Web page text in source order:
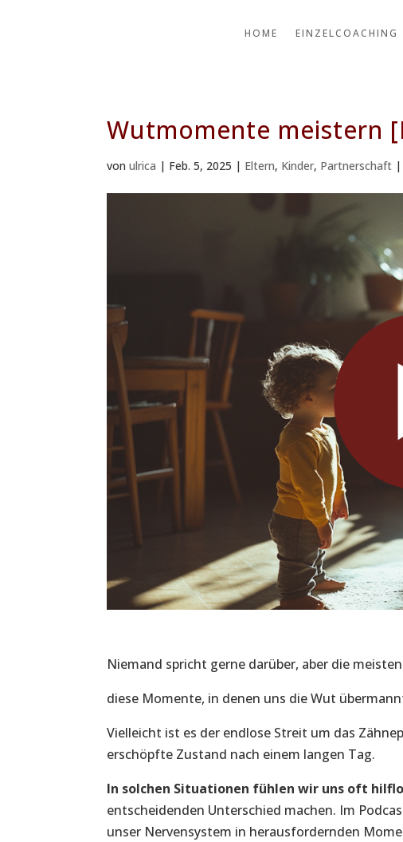
HOME EINZELCOACHING
Wutmomente meistern
vonulrica | Feb. 5, 2025 | Eltern, Kinder, Partnerschaft
Niemand spricht gerne darüber, aber die
diese Momente, in denen uns die Wut
Vielleicht ist es der endlose Streit um das
erschöpfte Zustand nach einem langen Tag.
In solchen Situationen fühlen wir uns oft
entscheidenden Unterschied machen. Im
unser Nervensystem in herausfordernden